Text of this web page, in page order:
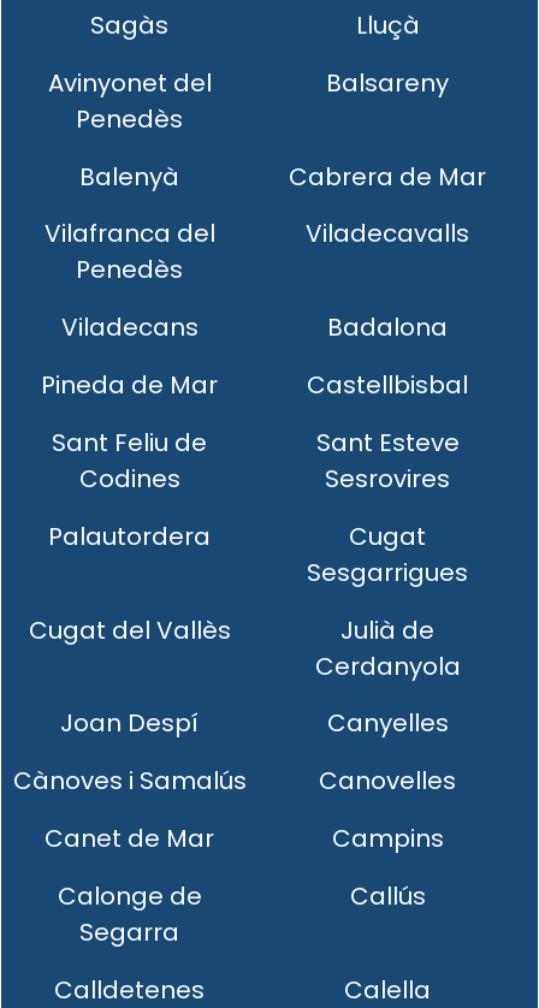
Sagàs
Lluçà
Avinyonet del
Penedès
Balsareny
Balenyà
Cabrera de Mar
Vilafranca del
Penedès
Viladecavalls
Viladecans
Badalona
Pineda de Mar
Castellbisbal
Sant Feliu de
Codines
Sant Esteve
Sesrovires
Palautordera
Cugat
Sesgarrigues
Cugat del Vallès
Julià de
Cerdanyola
Joan Despí
Canyelles
Cànoves i Samalús
Canovelles
Canet de Mar
Campins
Calonge de
Segarra
Callús
Calldetenes
Calella